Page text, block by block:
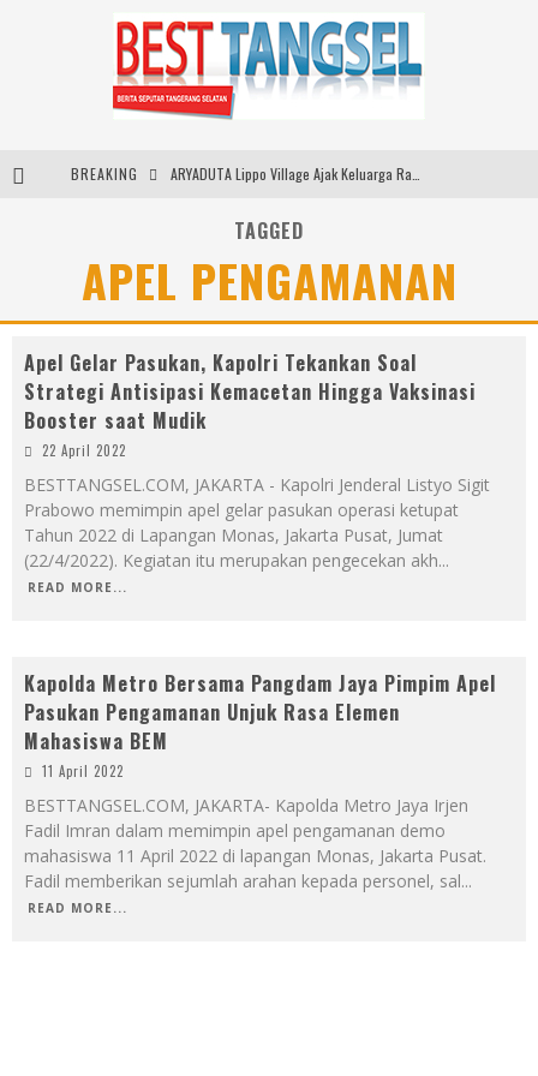
BREAKING
Santika Indonesia Hotels & Resorts Kenalkan Dunia Perhotelan Kepada Anak-anak Asuhan SOS Children’s Villages di Indonesia
SMARTFREN Luncurkan Unlimited 5G Tanpa Batas di Semarang, Dukung Kebutuhan Digital Masyarakat
TAGGED
APEL PENGAMANAN
Apel Gelar Pasukan, Kapolri Tekankan Soal
Strategi Antisipasi Kemacetan Hingga Vaksinasi
Booster saat Mudik
22 April 2022
BESTTANGSEL.COM, JAKARTA - Kapolri Jenderal Listyo Sigit
Prabowo memimpin apel gelar pasukan operasi ketupat
Tahun 2022 di Lapangan Monas, Jakarta Pusat, Jumat
(22/4/2022). Kegiatan itu merupakan pengecekan akh...
READ MORE...
Kapolda Metro Bersama Pangdam Jaya Pimpim Apel
Pasukan Pengamanan Unjuk Rasa Elemen
Mahasiswa BEM
11 April 2022
BESTTANGSEL.COM, JAKARTA- Kapolda Metro Jaya Irjen
Fadil Imran dalam memimpin apel pengamanan demo
mahasiswa 11 April 2022 di lapangan Monas, Jakarta Pusat.
Fadil memberikan sejumlah arahan kepada personel, sal...
READ MORE...